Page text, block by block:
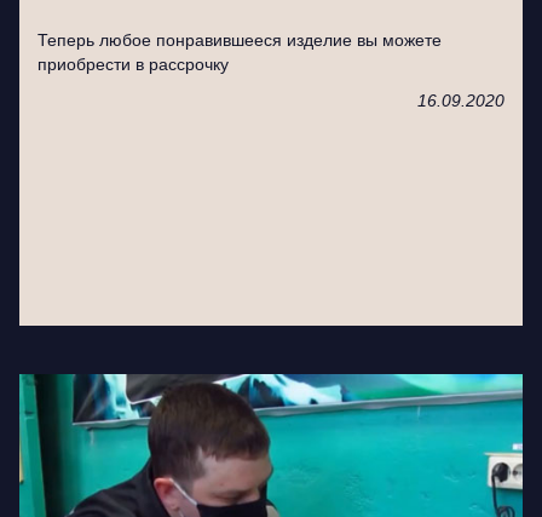
Теперь любое понравившееся изделие вы можете
приобрести в рассрочку
16.09.2020